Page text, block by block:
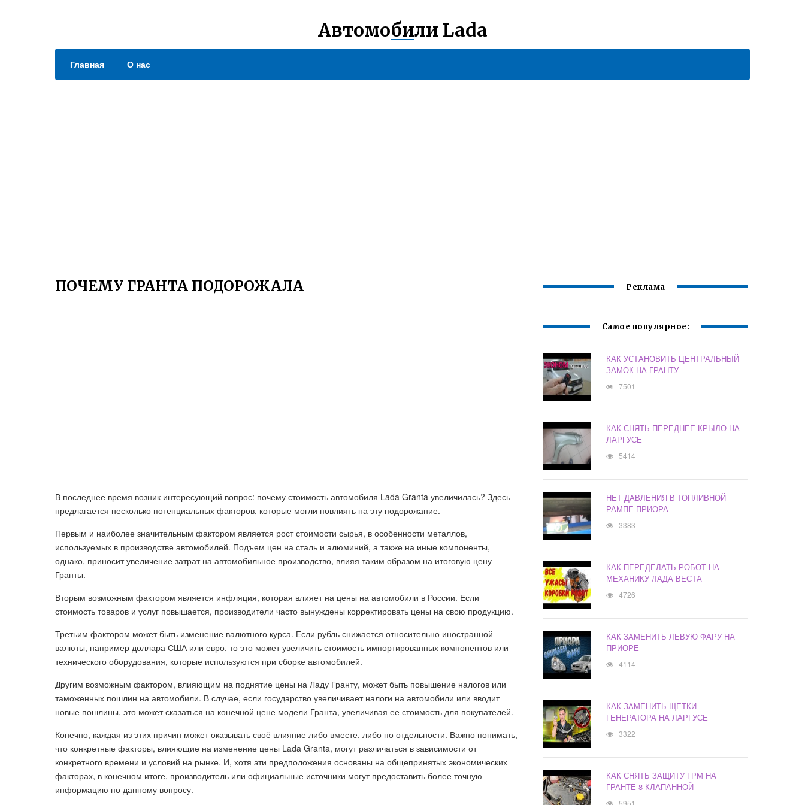
Автомобили Lada
Главная О нас
ПОЧЕМУ ГРАНТА ПОДОРОЖАЛА
В последнее время возник интересующий вопрос: почему стоимость автомобиля Lada Granta увеличилась? Здесь
предлагается несколько потенциальных факторов, которые могли повлиять на эту подорожание.
Первым и наиболее значительным фактором является рост стоимости сырья, в особенности металлов,
используемых в производстве автомобилей. Подъем цен на сталь и алюминий, а также на иные компоненты,
однако, приносит увеличение затрат на автомобильное производство, влияя таким образом на итоговую цену
Гранты.
Вторым возможным фактором является инфляция, которая влияет на цены на автомобили в России. Если
стоимость товаров и услуг повышается, производители часто вынуждены корректировать цены на свою продукцию.
Третьим фактором может быть изменение валютного курса. Если рубль снижается относительно иностранной
валюты, например доллара США или евро, то это может увеличить стоимость импортированных компонентов или
технического оборудования, которые используются при сборке автомобилей.
Другим возможным фактором, влияющим на поднятие цены на Ладу Гранту, может быть повышение налогов или
таможенных пошлин на автомобили. В случае, если государство увеличивает налоги на автомобили или вводит
новые пошлины, это может сказаться на конечной цене модели Гранта, увеличивая ее стоимость для покупателей.
Конечно, каждая из этих причин может оказывать своё влияние либо вместе, либо по отдельности. Важно понимать,
что конкретные факторы, влияющие на изменение цены Lada Granta, могут различаться в зависимости от
конкретного времени и условий на рынке. И, хотя эти предположения основаны на общепринятых экономических
факторах, в конечном итоге, производитель или официальные источники могут предоставить более точную
информацию по данному вопросу.
Реклама
Самое популярное:
КАК УСТАНОВИТЬ ЦЕНТРАЛЬНЫЙ
ЗАМОК НА ГРАНТУ
7501
КАК СНЯТЬ ПЕРЕДНЕЕ КРЫЛО НА
ЛАРГУСЕ
5414
НЕТ ДАВЛЕНИЯ В ТОПЛИВНОЙ
РАМПЕ ПРИОРА
3383
КАК ПЕРЕДЕЛАТЬ РОБОТ НА
МЕХАНИКУ ЛАДА ВЕСТА
4726
КАК ЗАМЕНИТЬ ЛЕВУЮ ФАРУ НА
ПРИОРЕ
4114
КАК ЗАМЕНИТЬ ЩЕТКИ
ГЕНЕРАТОРА НА ЛАРГУСЕ
3322
КАК СНЯТЬ ЗАЩИТУ ГРМ НА
ГРАНТЕ 8 КЛАПАННОЙ